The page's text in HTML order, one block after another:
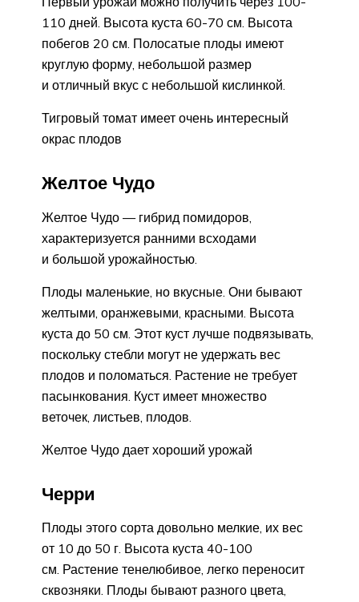
110 дней. Высота куста 60-70 см. Высота
побегов 20 см. Полосатые плоды имеют
круглую форму, небольшой размер
и отличный вкус с небольшой кислинкой.
Тигровый томат имеет очень интересный
окрас плодов
Желтое Чудо
Желтое Чудо — гибрид помидоров,
характеризуется ранними всходами
и большой урожайностью.
Плоды маленькие, но вкусные. Они бывают
желтыми, оранжевыми, красными. Высота
куста до 50 см. Этот куст лучше подвязывать,
поскольку стебли могут не удержать вес
плодов и поломаться. Растение не требует
пасынкования. Куст имеет множество
веточек, листьев, плодов.
Желтое Чудо дает хороший урожай
Черри
Плоды этого сорта довольно мелкие, их вес
от 10 до 50 г. Высота куста 40-100
см. Растение тенелюбивое, легко переносит
сквозняки. Плоды бывают разного цвета,